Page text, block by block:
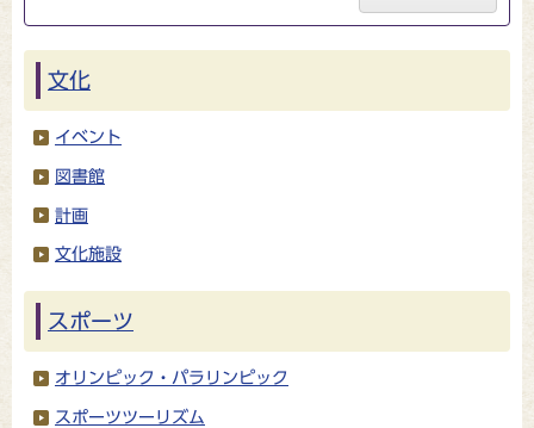
文化
イベント
図書館
計画
文化施設
スポーツ
オリンピック・パラリンピック
スポーツツーリズム